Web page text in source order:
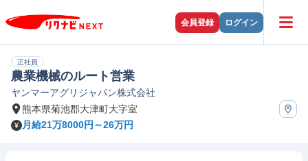
会員登録 ログイン
正社員
農業機械のルート営業
ヤンマーアグリジャパン株式会社
熊本県菊池郡大津町大字室
月給21万8000円～26万円